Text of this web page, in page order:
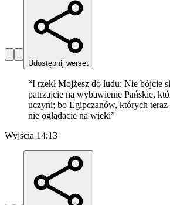
Udostępnij werset
“I rzekł Mojżesz do ludu: Nie bójcie
patrzajcie na wybawienie Pańskie,
uczyni; bo Egipczanów, których
nie oglądacie na wieki”
Wyjścia 14:13